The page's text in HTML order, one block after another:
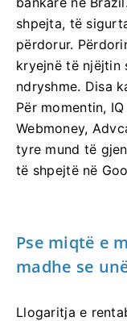
shpejta, të
përdorur.
kryejnë të njëjtin
ndryshme. Disa
Për momentin,
Webmoney,
tyre mund të
të shpejtë në
Pse miqtë e
madhe se
Llogaritja e